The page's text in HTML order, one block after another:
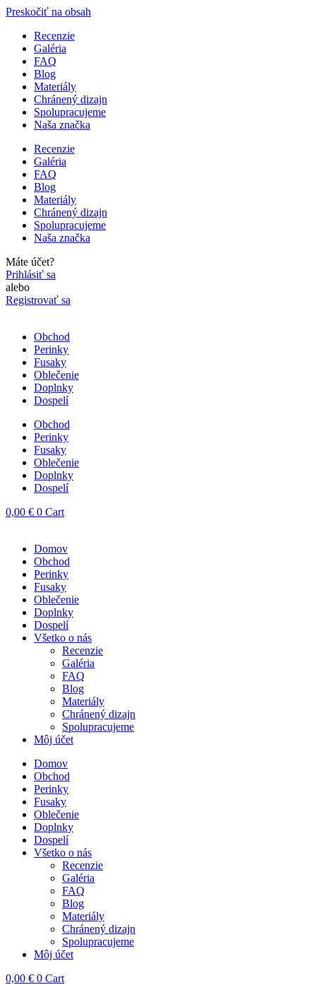
Preskočiť na obsah
Recenzie
Galéria
FAQ
Blog
Materiály
Chránený dizajn
Spolupracujeme
Naša značka
Recenzie
Galéria
FAQ
Blog
Materiály
Chránený dizajn
Spolupracujeme
Naša značka
Máte účet?
Prihlásiť sa
alebo
Registrovať sa
Obchod
Perinky
Fusaky
Oblečenie
Doplnky
Dospelí
Obchod
Perinky
Fusaky
Oblečenie
Doplnky
Dospelí
0,00 € 0 Cart
Domov
Obchod
Perinky
Fusaky
Oblečenie
Doplnky
Dospelí
Všetko o nás
Recenzie
Galéria
FAQ
Blog
Materiály
Chránený dizajn
Spolupracujeme
Môj účet
Domov
Obchod
Perinky
Fusaky
Oblečenie
Doplnky
Dospelí
Všetko o nás
Recenzie
Galéria
FAQ
Blog
Materiály
Chránený dizajn
Spolupracujeme
Môj účet
0,00 € 0 Cart